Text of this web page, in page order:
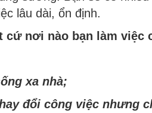
lâu dài, ổn định.
nơi nào bạn làm việc
xa nhà;
đổi công việc nhưng